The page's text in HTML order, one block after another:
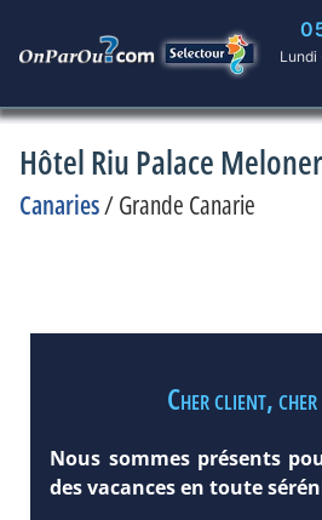
Lundi
Hôtel Riu Palace
Canaries/Grande Canarie
Cher client,
Nous sommes présents
des vacances en toute